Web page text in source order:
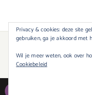
© Copyright 2020 - 2026 |
Privacy & cookies: deze site
gebruiken, ga je akkoord met
Wil je meer weten, ook over
Cookiebeleid